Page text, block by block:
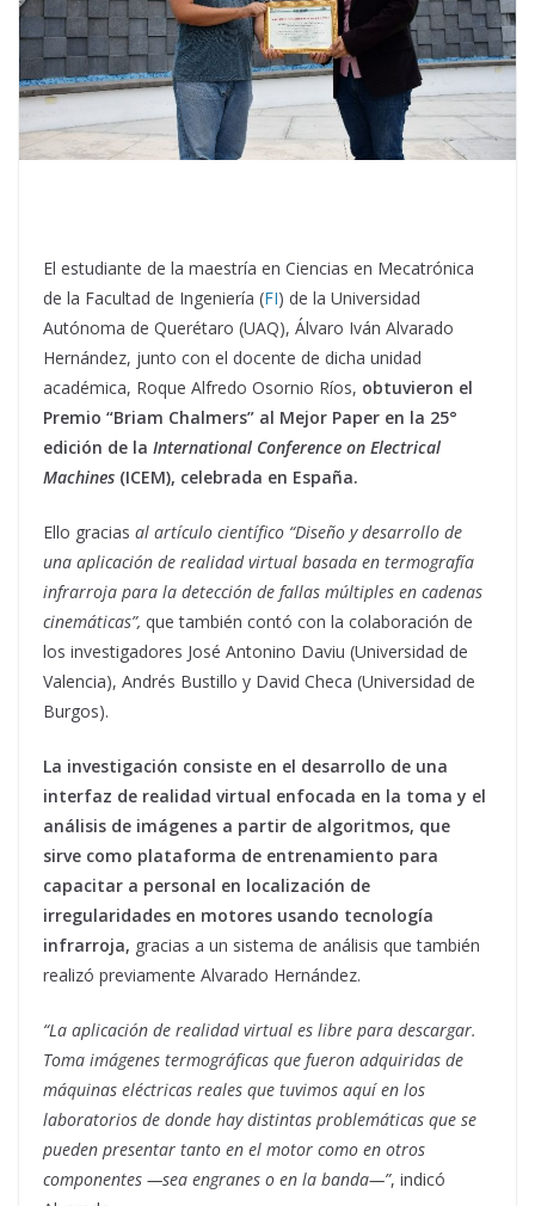
El estudiante de la maestría en Ciencias en Mecatrónica
de la Facultad de Ingeniería (FI) de la Universidad
Autónoma de Querétaro (UAQ), Álvaro Iván Alvarado
Hernández, junto con el docente de dicha unidad
académica, Roque Alfredo Osornio Ríos, obtuvieron el
Premio “Briam Chalmers” al Mejor Paper en la 25°
edición de la International Conference on Electrical
Machines (ICEM), celebrada en España.
Ello gracias al artículo científico “Diseño y desarrollo de
una aplicación de realidad virtual basada en termografía
infrarroja para la detección de fallas múltiples en cadenas
cinemáticas”, que también contó con la colaboración de
los investigadores José Antonino Daviu (Universidad de
Valencia), Andrés Bustillo y David Checa (Universidad de
Burgos).
La investigación consiste en el desarrollo de una
interfaz de realidad virtual enfocada en la toma y el
análisis de imágenes a partir de algoritmos, que
sirve como plataforma de entrenamiento para
capacitar a personal en localización de
irregularidades en motores usando tecnología
infrarroja, gracias a un sistema de análisis que también
realizó previamente Alvarado Hernández.
“La aplicación de realidad virtual es libre para descargar.
Toma imágenes termográficas que fueron adquiridas de
máquinas eléctricas reales que tuvimos aquí en los
laboratorios de donde hay distintas problemáticas que se
pueden presentar tanto en el motor como en otros
componentes —sea engranes o en la banda—”, indicó